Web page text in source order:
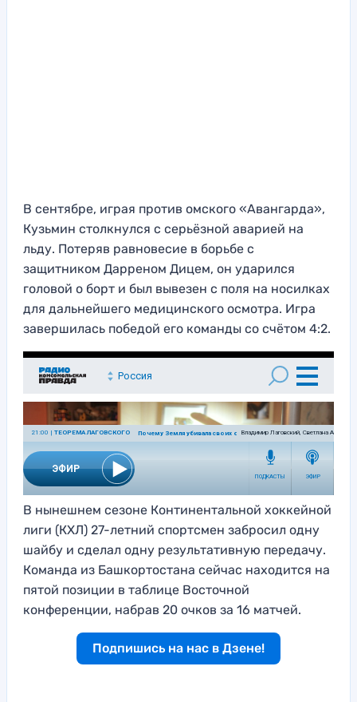
В сентябре, играя против омского «Авангарда»,
Кузьмин столкнулся с серьёзной аварией на
льду. Потеряв равновесие в борьбе с
защитником Дарреном Дицем, он ударился
головой о борт и был вывезен с поля на носилках
для дальнейшего медицинского осмотра. Игра
завершилась победой его команды со счётом 4:2.
В нынешнем сезоне Континентальной хоккейной
лиги (КХЛ) 27-летний спортсмен забросил одну
шайбу и сделал одну результативную передачу.
Команда из Башкортостана сейчас находится на
пятой позиции в таблице Восточной
конференции, набрав 20 очков за 16 матчей.
Подпишись на нас в Дзене!